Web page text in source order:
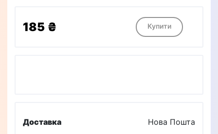
185 ₴ Купити
Доставка Нова Пошта